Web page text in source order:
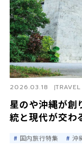
星のや沖縄が
統と現代が交わ
2026.03.18 TRAVEL
国内旅行特集 沖